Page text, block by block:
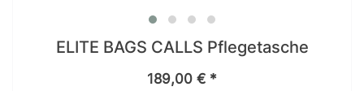
ELITE BAGS CALLS Pflegetasche
189,00 € *